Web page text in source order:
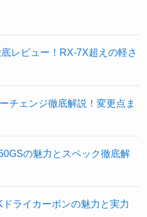
レビュー！RX-7X超えの軽さ
チェンジ徹底解説！変更点ま
の魅力とスペック徹底解
ライカーボンの魅力と実力